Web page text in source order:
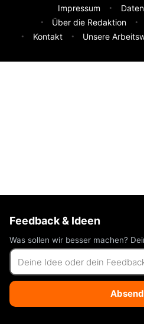
Impressum
Über die Redaktion
Kontakt
Unsere
Feedback & Ideen
Was sollen wir besser machen?